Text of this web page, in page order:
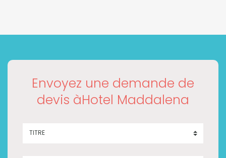
Envoyez une demande de
devis àHotel Maddalena
TITRE